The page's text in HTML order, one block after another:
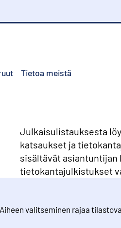
Tietoa meistä
Julkaisulistauksesta
katsaukset ja
sisältävät
tietokantajulkistukset
valitseminen rajaa